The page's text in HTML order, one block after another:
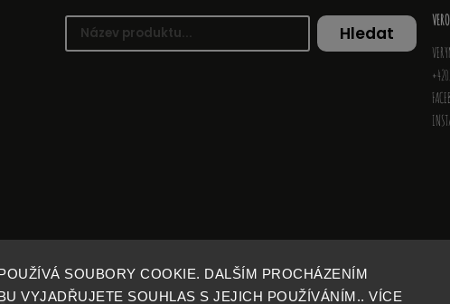
SOUBORY COOKIE. DALŠÍM PROCHÁZENÍM
VYJADŘUJETE SOUHLAS S JEJICH POUŽÍVÁNÍM.. VÍCE
Hledat